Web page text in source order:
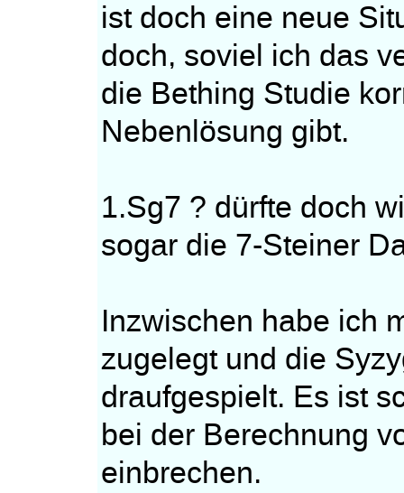
ist doch eine neue
doch, soviel ich das
die Bething Studie
Nebenlösung gibt.
1.Sg7 ? dürfte doch
sogar die 7-Steiner
Inzwischen habe ich
zugelegt und die
draufgespielt. Es ist
bei der Berechnung
einbrechen.